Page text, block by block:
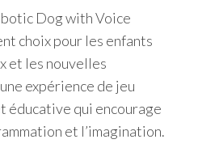
Dog with Voice
choix pour les enfants
et les nouvelles
expérience de jeu
éducative qui encourage
et l’imagination.